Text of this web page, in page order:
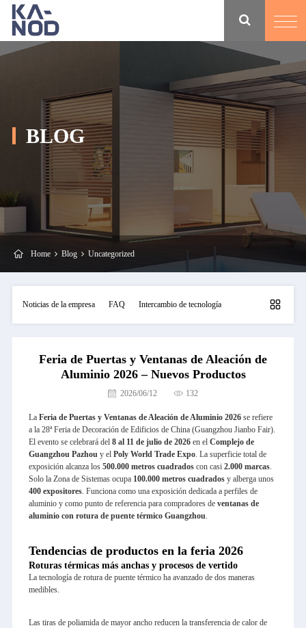
BLOG
Home Blog Uncategorized
Noticias de la empresa FAQ Intercambio de tecnología
Feria de Puertas y Ventanas de Aleación de
Aluminio 2026 – Nuevos Productos
2026/06/12 132
La Feria de Puertas y Ventanas de Aleación de Aluminio 2026se refiere
a la 28ª Feria de Decoración de Edificios de China (Guangzhou Jianbo Fair).
El evento se celebrará del 8 al 11 de julio de 2026en el Complejo de
Guangzhou Pazhou y el Poly World Trade Expo. La superficie total de
exposición alcanza los 500.000 metros cuadradoscon casi 2.000 marcas.
Solo la Zona de Sistemas ocupa 100.000 metros cuadradosy alberga unos
400 expositores. Funciona como una exposición dedicada a perfiles de
aluminio y como punto de referencia para compradores de ventanas de
aluminio con rotura de puente térmico Guangzhou
Tendencias de productos en la feria 2026
Roturas térmicas más anchas y procesos de vertido
La tecnología de rotura de puente térmico ha avanzado de dos maneras
medibles.
Las tiras de poliamida de mayor ancho reducen la transferencia de calor de